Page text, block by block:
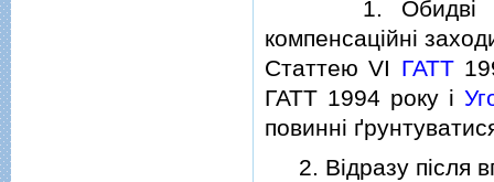
1. Обидвi
компенсацiйнi
Статтею VI ГАТТ
ГАТТ 1994 року i
повиннi
2. Вiдразу пiсля